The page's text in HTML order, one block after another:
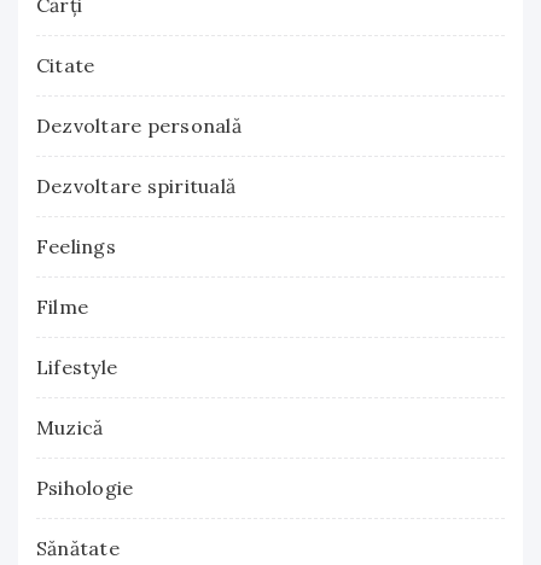
Cărţi
Citate
Dezvoltare personală
Dezvoltare spirituală
Feelings
Filme
Lifestyle
Muzică
Psihologie
Sănătate